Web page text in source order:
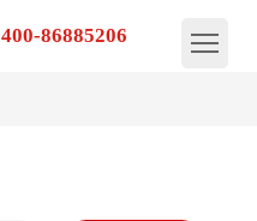
400-86885206